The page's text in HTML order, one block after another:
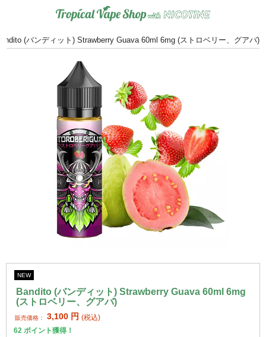
(バンディット) Strawberry Guava 60ml 6mg (ストロベリー、グアバ)
NEW
Bandito (バンディット) Strawberry Guava 60ml 6mg
(ストロベリー、グアバ)
販売価格： 3,100 円(税込)
62ポイント獲得！